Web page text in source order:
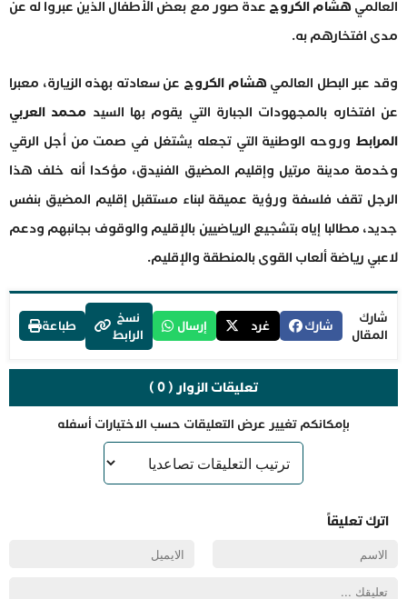
العالميهشام الكروج عدة صور مع بعض الأطفال الذين عبروا له عن
مدى افتخارهم به.
وقد عبر البطل العالميهشام الكروج عن سعادته بهذه الزيارة، معبرا
عن افتخاره بالمجهودات الجبارة التي يقوم بها السيد محمد العربي
المرابط وروحه الوطنية التي تجعله يشتغل في صمت من أجل الرقي
وخدمة مدينة مرتيل وإقليم المضيق الفنيدق، مؤكدا أنه خلف هذا
الرجل تقف فلسفة ورؤية عميقة لبناء مستقبل إقليم المضيق بنفس
جديد، مطالبا إياه بتشجيع الرياضيين بالإقليم والوقوف بجانبهم ودعم
لاعبي رياضة ألعاب القوى بالمنطقة والإقليم.
شارك
المقال
شارك غرد إرسال
نسخ
الرابط
طباعة
تعليقات الزوار ( 0 )
بإمكانكم تغيير عرض التعليقات حسب الاختيارات أسفله
اترك تعليقاً